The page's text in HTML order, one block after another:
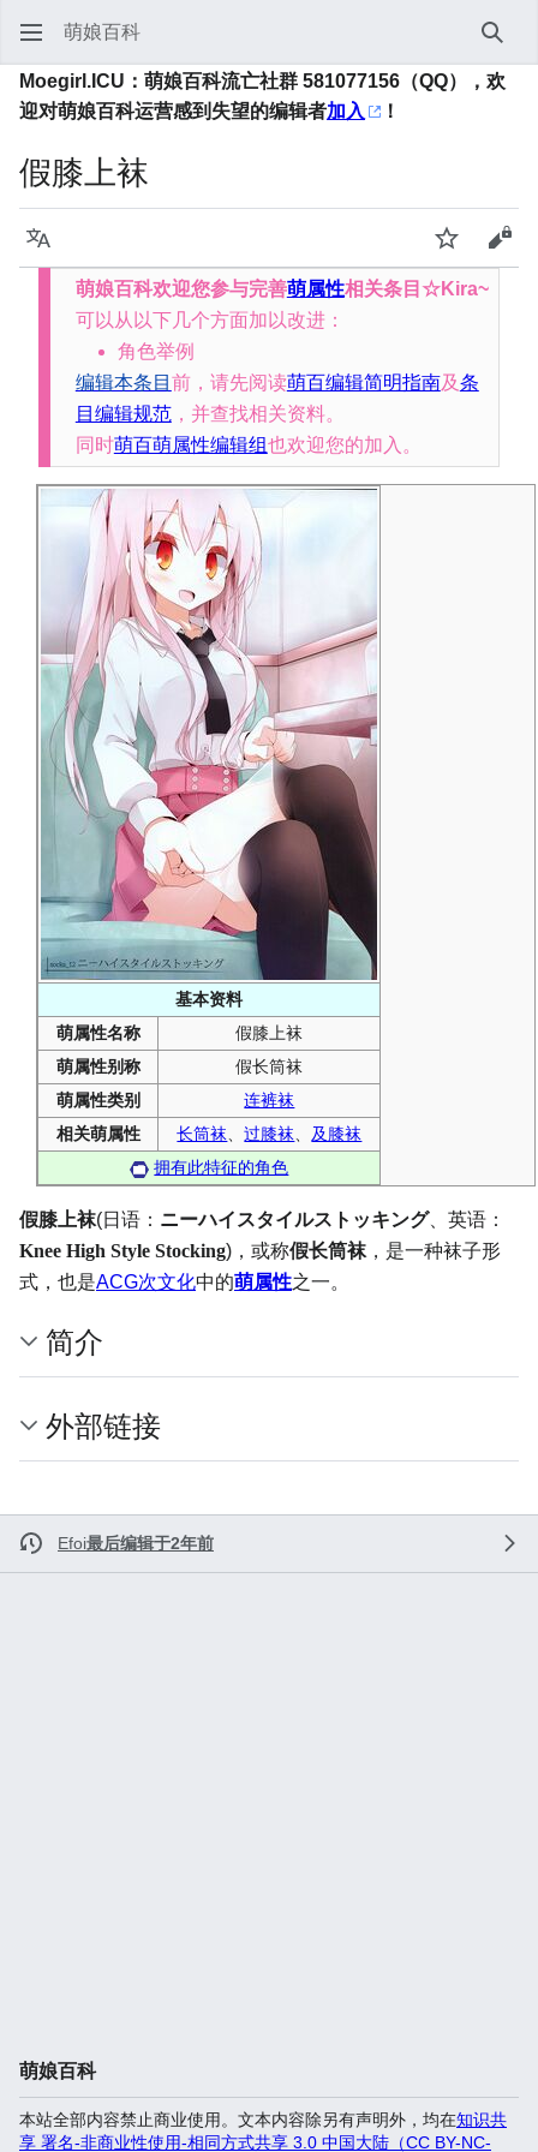
萌娘百科
搜索
Moegirl.ICU：萌娘百科流亡社群 581077156（QQ），欢
迎对萌娘百科运营感到失望的编辑者加入 ！
假膝上袜
语言 监视
查
萌娘百科欢迎您参与完善萌属性相关条目☆Kira~
可以从以下几个方面加以改进：
角色举例
编辑本条目 前，请先阅读萌百编辑简明指南及条
目编辑规范，并查找相关资料。
同时萌百萌属性编辑组也欢迎您的加入。
基本资料
萌属性名称
假膝上袜
萌属性别称
假长筒袜
萌属性类别
连裤袜
相关萌属性
长筒袜、过膝袜、 及膝袜
拥有此特征的角色
假膝上袜(日语： ニーハイスタイルストッキング、英语：
Knee High Style Stocking)，或称假长筒袜 ，是一种袜子形
式，也是ACG次文化中的萌属性之一。
简介
外部链接
Efoi最后编辑于2年前
萌娘百科
本站全部内容禁止商业使用。文本内容除另有声明外，均在知识共
享 署名-非商业性使用-相同方式共享 3.0 中国大陆（CC BY-NC-